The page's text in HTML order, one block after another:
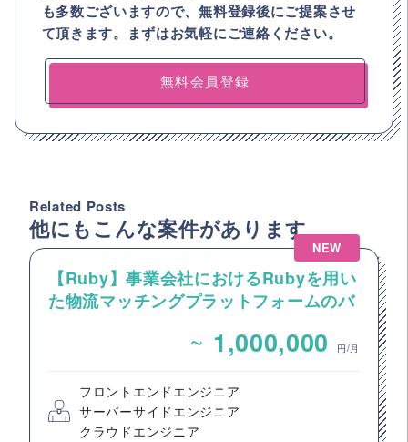
も多数ございますので、無料登録後にご提案させ
て頂きます。まずはお気軽にご連絡ください。
無料会員登録
Related Posts
他にもこんな案件があります
NEW
【Ruby】事業会社におけるRubyを用い
た物流マッチングプラットフォームのバ
~ 1,000,000 円/月
フロントエンドエンジニア
サーバーサイドエンジニア
クラウドエンジニア